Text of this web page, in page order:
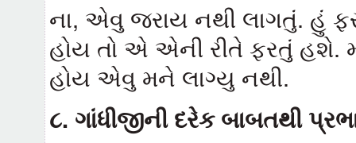
ના, એવુ જરાય નથી લાગતું. હું
હોય તો એ એની રીતે ફરતું હશે.
હોય એવુ મને લાગ્યુ નથી.
૮. ગાંધીજીની દરેક બાબતથી